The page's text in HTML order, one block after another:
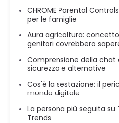
CHROME Parental
per le famiglie
Aura agricoltura:
genitori dovrebbero
Comprensione della chat
sicurezza e alternative
Cos'è la sestazione: il
mondo digitale
La persona più seguita su
Trends